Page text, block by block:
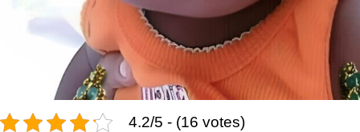
4.2/5 - (16 votes)